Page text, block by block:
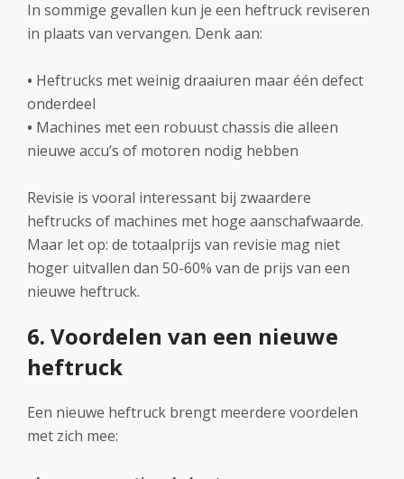
In sommige gevallen kun je een heftruck reviseren
in plaats van vervangen. Denk aan:
• Heftrucks met weinig draaiuren maar één defect
onderdeel
• Machines met een robuust chassis die alleen
nieuwe accu’s of motoren nodig hebben
Revisie is vooral interessant bij zwaardere
heftrucks of machines met hoge aanschafwaarde.
Maar let op: de totaalprijs van revisie mag niet
hoger uitvallen dan 50-60% van de prijs van een
nieuwe heftruck.
6. Voordelen van een nieuwe
heftruck
Een nieuwe heftruck brengt meerdere voordelen
met zich mee: